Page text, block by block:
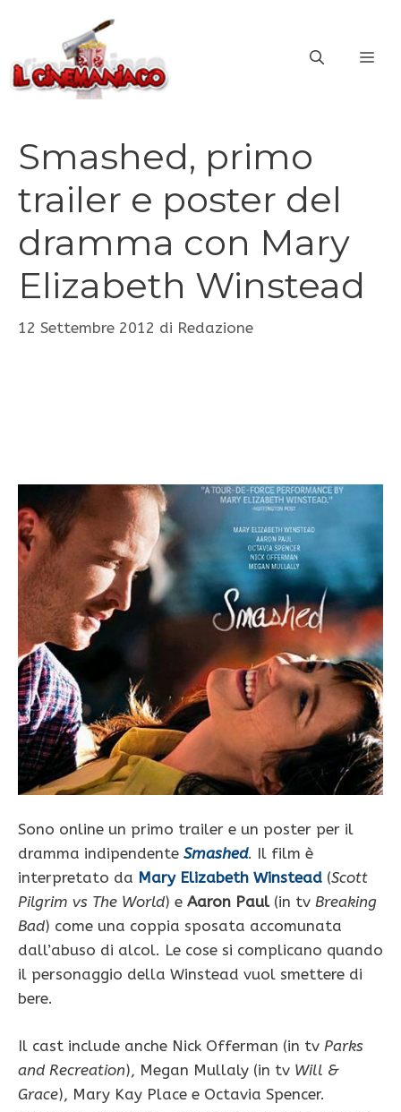
contenuto
Smashed, primo
trailer e poster del
dramma con Mary
Elizabeth Winstead
12 Settembre 2012 di Redazione
Sono online un primo trailer e un poster per il
dramma indipendente Smashed. Il film è
interpretato da Mary Elizabeth Winstead (Scott
Pilgrim vs The World) e Aaron Paul(in tv Breaking
Bad) come una coppia sposata accomunata
dall’abuso di alcol. Le cose si complicano quando
il personaggio della Winstead vuol smettere di
bere.
Il cast include anche Nick Offerman (in tv Parks
and Recreation), Megan Mullaly (in tv Will &
Grace), Mary Kay Place e Octavia Spencer.